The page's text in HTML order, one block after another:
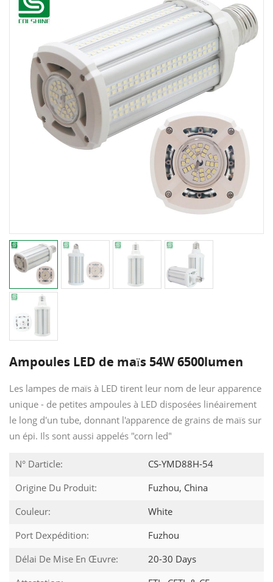
Ampoules LED de maïs 54W 6500lumen
Les lampes de maïs à LED tirent leur nom de leur apparence
unique - de petites ampoules à LED disposées linéairement
le long d'un tube, donnant l'apparence de grains de maïs sur
un épi. Ils sont aussi appelés "corn led"
N° Darticle:
CS-YMD88H-54
Origine Du Produit:
Fuzhou, China
Couleur:
White
Port Dexpédition:
Fuzhou
Délai De Mise En Œuvre:
20-30 Days